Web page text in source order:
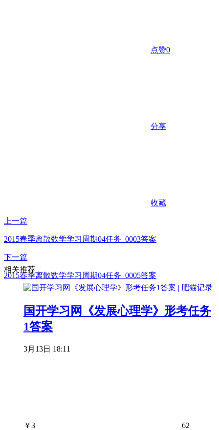
点赞0
分享
收藏
上一篇
2015春季离散数学学习周期04任务_0003答案
下一篇
2015春季离散数学学习周期04任务_0005答案
相关推荐
国开学习网《发展心理学》形考任务
1答案
3月13日 18:11
￥3 62